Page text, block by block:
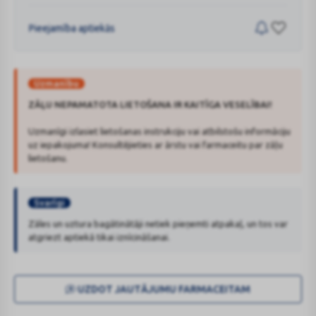
Pieejamība aptiekās
Uzmanību
ZĀĻU NEPAMATOTA LIETOŠANA IR KAITĪGA VESELĪBAI!
Uzmanīgi izlasiet lietošanas instrukciju vai atbilstošu informāciju
uz iepakojuma! Konsultējieties ar ārstu vai farmaceitu par zāļu
lietošanu.
Svarīgi
Zāles un uztura bagātinātāji netiek pieņemti atpakaļ, un tos var
atgriezt aptiekā tikai iznīcināšanai.
UZDOT JAUTĀJUMU FARMACEITAM